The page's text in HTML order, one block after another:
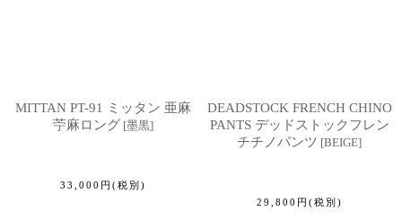
MITTAN PT-91 ミッタン 亜麻
苧麻ロング [墨黒]
33,000 円 (税別)
DEADSTOCK FRENCH CHINO
PANTS デッドストックフレン
チチノパンツ [BEIGE]
29,800 円 (税別)